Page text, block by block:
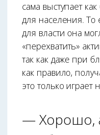
сама выступает
для населения. То
для власти она
«перехватить»
так как даже при
как правило,
это только играет
— Хорошо,